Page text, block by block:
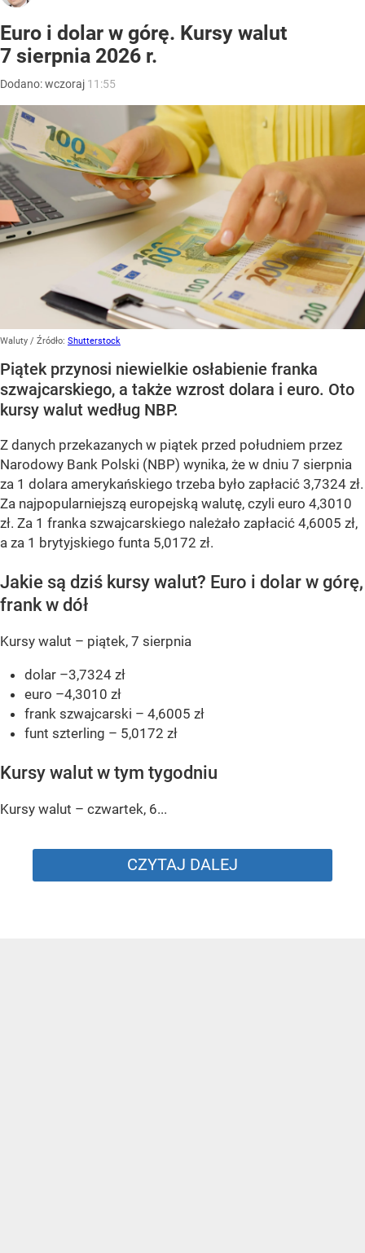
Euro i dolar w górę. Kursy walut
7 sierpnia 2026 r.
Dodano:wczoraj 11:55
Waluty / Źródło: Shutterstock
Piątek przynosi niewielkie osłabienie franka
szwajcarskiego, a także wzrost dolara i euro. Oto
kursy walut według NBP.
Z danych przekazanych w piątek przed południem przez
Narodowy Bank Polski (NBP) wynika, że w dniu 7 sierpnia
za 1 dolara amerykańskiego trzeba było zapłacić 3,7324 zł.
Za najpopularniejszą europejską walutę, czyli euro 4,3010
zł. Za 1 franka szwajcarskiego należało zapłacić 4,6005 zł,
a za 1 brytyjskiego funta 5,0172 zł.
Jakie są dziś kursy walut? Euro i dolar w górę,
frank w dół
Kursy walut – piątek, 7 sierpnia
dolar –3,7324 zł
euro –4,3010 zł
frank szwajcarski – 4,6005 zł
funt szterling – 5,0172 zł
Kursy walut w tym tygodniu
Kursy walut – czwartek, 6...
CZYTAJ DALEJ